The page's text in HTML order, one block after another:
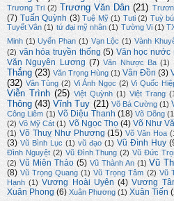
Trương Tri (2) Trương Văn Dân (21)
(7) Tuấn Quỳnh (3) Tuệ Mỹ (1) Tuti (2) Tuỳ
Tuyết Vân (1) tứ đại mỹ nhân (1) Tường Vi (1)
Minh (1) Uyển Phan (1) Vạn Lộc (1) Vành
(2) văn hóa truyền thống (5) Văn học nước
Văn Nguyên Lương (7) Văn Nhược Ba (1)
Thắng (23) Văn Trọng Hùng (1) Vân Đồn (3)
(32) Vân Tùng (2) Vi Ánh Ngọc (2) Vi Quốc
Viễn Trình (25) Việt Quỳnh (1) Việt Trang
Thông (43) Vĩnh Tuy (21) Võ Bá Cường (1)
Công Liêm (1) Võ Diệu Thanh (18) Võ Dõng
(2) Võ Mỹ Cát (1) Võ Ngọc Thọ (4) Võ Như
(1) Võ Thuỵ Như Phương (15) Võ Văn Hoa
(3) Vũ Bình Lục (1) vũ đạo (1) Vũ Đình Huy
Đình Nguyệt (2) Vũ Đình Thung (2) Vũ Đức
(2) Vũ Miên Thảo (5) Vũ Thành An (1) Vũ
(8) Vũ Trọng Quang (1) Vũ Trọng Tâm (2) Vũ
Hạnh (1) Vương Hoài Uyên (4) Vương
Xuân Phong (6) Xuân Phương (1) Xuân Tiến